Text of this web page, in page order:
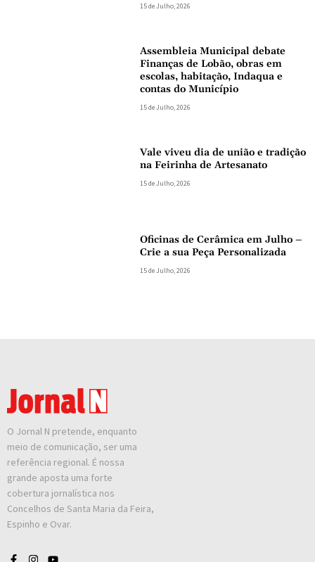
15 de Julho, 2026
Assembleia Municipal debate
Finanças de Lobão, obras em
escolas, habitação, Indaqua e
contas do Município
15 de Julho, 2026
Vale viveu dia de união e tradição
na Feirinha de Artesanato
15 de Julho, 2026
Oficinas de Cerâmica em Julho –
Crie a sua Peça Personalizada
15 de Julho, 2026
O Jornal N pretende, enquanto
meio de comunicação, ser uma
referência regional. É nossa
grande aposta uma forte
cobertura jornalística nos
Concelhos de Santa Maria da Feira,
Espinho e Ovar.